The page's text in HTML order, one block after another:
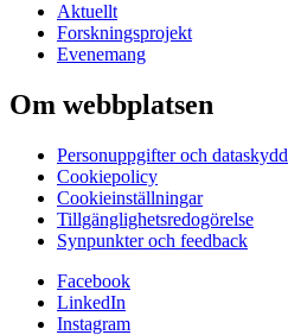
Aktuellt
Forskningsprojekt
Evenemang
Om webbplatsen
Personuppgifter och dataskydd
Cookiepolicy
Cookieinställningar
Tillgänglighetsredogörelse
Synpunkter och feedback
Facebook
LinkedIn
Instagram